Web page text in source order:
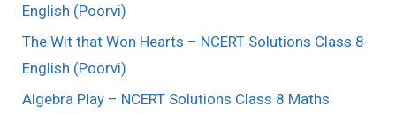
English (Poorvi)
The Wit that Won Hearts – NCERT Solutions Class 8
English (Poorvi)
Algebra Play – NCERT Solutions Class 8 Maths